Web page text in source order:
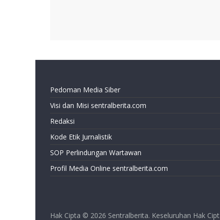
Pedoman Media Siber
Visi dan Misi sentralberita.com
Redaksi
Kode Etik Jurnalistik
SOP Perlindungan Wartawan
Profil Media Online sentralberita.com
Hak Cipta © 2026 Sentralberita. Keseluruhan Hak